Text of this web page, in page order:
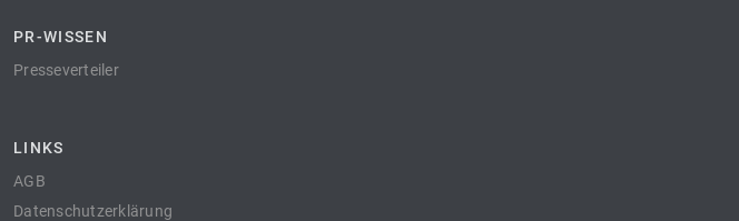
PR-WISSEN
Presseverteiler
LINKS
AGB
Datenschutzerklärung